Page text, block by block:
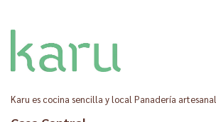
Karu es cocina sencilla y local Panadería artesanal